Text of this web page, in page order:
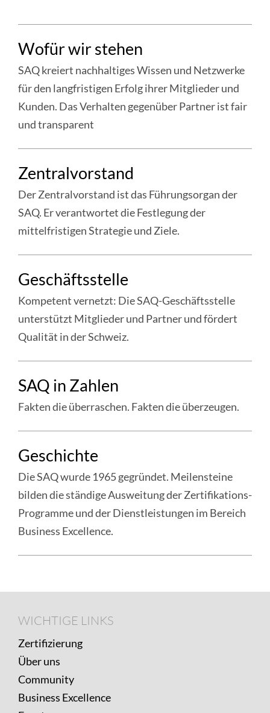
INFORMATIONEN
IM
RESSORT
«ÜBER
UNS»
Wofür wir stehen
SAQ kreiert nachhaltiges Wissen und Netzwerke
für den langfristigen Erfolg ihrer Mitglieder und
Kunden. Das Verhalten gegenüber Partner ist fair
und transparent
:
Wofür
wir
stehen
Zentralvorstand
Der Zentralvorstand ist das Führungsorgan der
SAQ. Er verantwortet die Festlegung der
mittelfristigen Strategie und Ziele.
:
Zentralvorstand
Geschäftsstelle
Kompetent vernetzt: Die SAQ-Geschäftsstelle
unterstützt Mitglieder und Partner und fördert
Qualität in der Schweiz.
:
Geschäftsstelle
SAQ in Zahlen
Fakten die überraschen. Fakten die überzeugen.
:
SAQ
in
Zahlen
Geschichte
Die SAQ wurde 1965 gegründet. Meilensteine
bilden die ständige Ausweitung der Zertifikations-
Programme und der Dienstleistungen im Bereich
Business Excellence.
WICHTIGE
WICHTIGE LINKS
Zertifizierung
Über uns
Community
Business Excellence